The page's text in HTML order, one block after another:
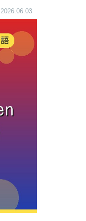
2026.06.03